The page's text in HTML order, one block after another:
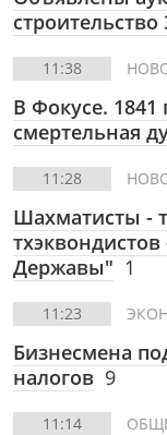
строительство
11:38
В Фокусе. 1841
смертельная
11:28
Шахматисты -
Державы" 1
11:23
Бизнесмена
налогов 9
11:14